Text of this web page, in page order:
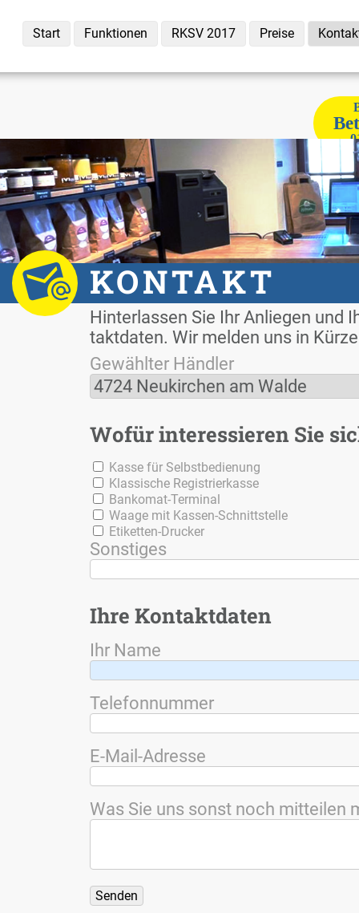
Start Funk­tio­nen RKSV 2017 Prei­se
KON­TAKT
Hin­ter­las­sen Sie Ihr An­lie­gen und
takt­da­ten. Wir mel­den uns in
Ge­wähl­ter Händ­ler
4724 Neu­kir­chen am Wal­de
Wo­für in­ter­es­sie­ren Sie
Kas­se für Selbst­be­die­nung
Klas­si­sche Re­gis­trier­kas­se
Ban­ko­mat-Ter­mi­nal
Waa­ge mit Kas­sen-Schnitt­stel­le
Eti­ket­ten-Dru­cker
Sons­ti­ges
Ih­re Kon­takt­da­ten
Ihr Na­me
Te­le­fon­num­mer
E-Mail-Adres­se
Was Sie uns sonst noch mit­tei­len